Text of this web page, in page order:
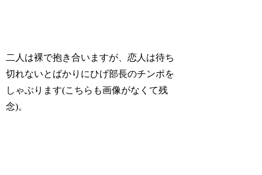
二人は裸で抱き合いますが、恋人は待ち
切れないとばかりにひげ部長のチンポを
しゃぶります(こちらも画像がなくて残
念)。